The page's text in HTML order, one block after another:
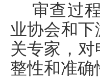
审查过
业协会和
关专家，
整性和准确